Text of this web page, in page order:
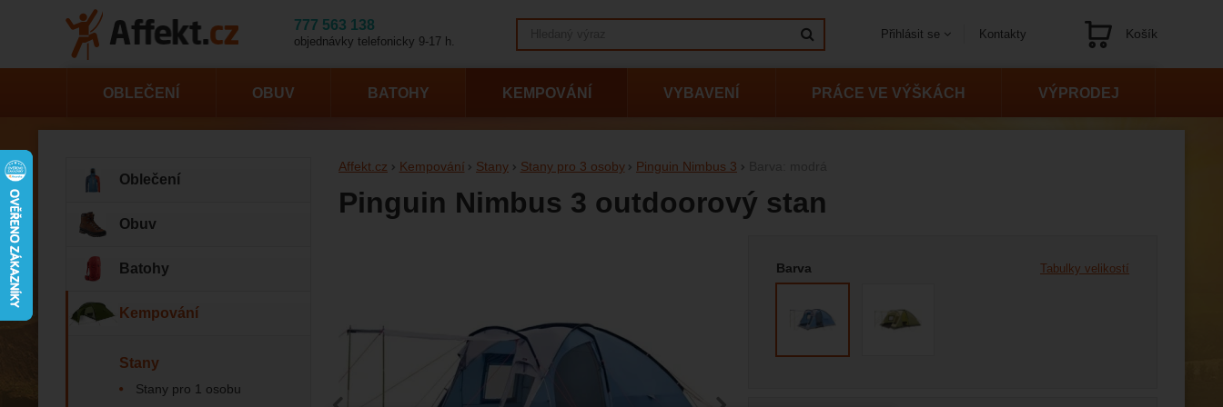
Affekt.cz Kempování Stany Stany pro 3 osoby Pinguin Nimbus 3
Pinguin Nimbus 3 outdoorový stan
Barva Tabulky velikostí
OBLEČENÍ OBUV BATOHY KEMPOVÁNÍ VYBAVENÍ PRÁCE VE VÝŠKÁCH VÝPRODEJ
Oblečení
Obuv
Batohy
Kempování
Stany
Stany pro 1 osobu
777 563 138
objednávky telefonicky 9-17 h.
Kontakty
Přihlásit se Košík